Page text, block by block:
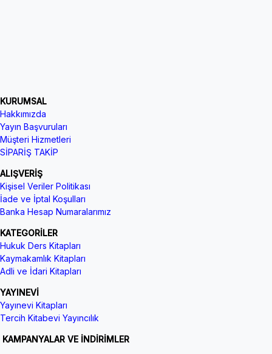
KURUMSAL
Hakkımızda
Yayın Başvuruları
Müşteri Hizmetleri
SİPARİŞ TAKİP
ALIŞVERİŞ
Kişisel Veriler Politikası
İade ve İptal Koşulları
Banka Hesap Numaralarımız
KATEGORİLER
Hukuk Ders Kitapları
Kaymakamlık Kitapları
Adli ve İdari Kitapları
YAYINEVİ
Yayınevi Kitapları
Tercih Kitabevi Yayıncılık
KAMPANYALAR VE İNDİRİMLER